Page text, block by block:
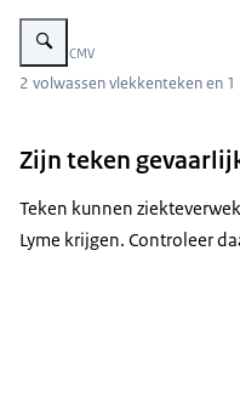
Vergroot afbeelding Teken op
Beeld: © CMV
2 volwassen vlekkenteken en
Zijn teken
Teken kunnen
Lyme krijgen. Controleer